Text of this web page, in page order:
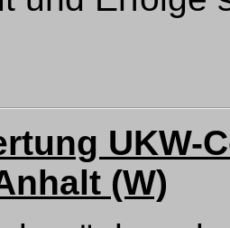
UKW-
(W)